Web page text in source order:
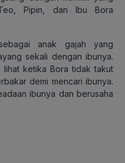
Pipin, dan Ibu Bora
anak gajah yang
sekali dengan ibunya.
lihat ketika Bora tidak takut
demi mencari ibunya.
ibunya dan berusaha